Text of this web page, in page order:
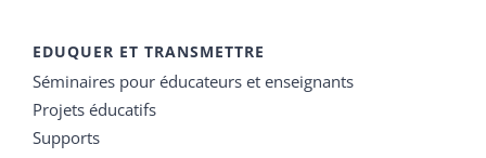
EDUQUER ET TRANSMETTRE
Séminaires pour éducateurs et enseignants
Projets éducatifs
Supports